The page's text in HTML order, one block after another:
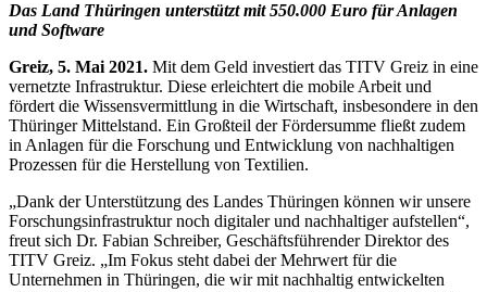
Das Land Thüringen unterstützt mit 550.000 Euro für Anlagen
und Software
Greiz, 5. Mai 2021. Mit dem Geld investiert das TITV Greiz in eine
vernetzte Infrastruktur. Diese erleichtert die mobile Arbeit und
fördert die Wissensvermittlung in die Wirtschaft, insbesondere in den
Thüringer Mittelstand. Ein Großteil der Fördersumme fließt zudem
in Anlagen für die Forschung und Entwicklung von nachhaltigen
Prozessen für die Herstellung von Textilien.
„Dank der Unterstützung des Landes Thüringen können wir unsere
Forschungsinfrastruktur noch digitaler und nachhaltiger aufstellen“,
freut sich Dr. Fabian Schreiber, Geschäftsführender Direktor des
TITV Greiz. „Im Fokus steht dabei der Mehrwert für die
Unternehmen in Thüringen, die wir mit nachhaltig entwickelten